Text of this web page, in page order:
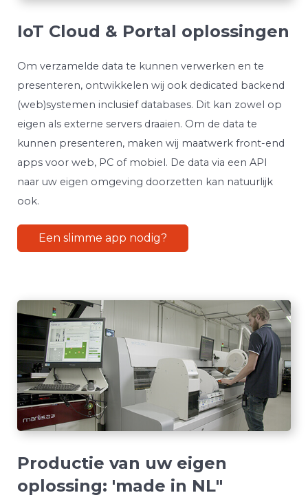
IoT Cloud & Portal oplossingen
Om verzamelde data te kunnen verwerken en te
presenteren, ontwikkelen wij ook dedicated backend
(web)systemen inclusief databases. Dit kan zowel op
eigen als externe servers draaien. Om de data te
kunnen presenteren, maken wij maatwerk front-end
apps voor web, PC of mobiel. De data via een API
naar uw eigen omgeving doorzetten kan natuurlijk
ook.
Een slimme app nodig?
Productie van uw eigen
oplossing: 'made in NL"